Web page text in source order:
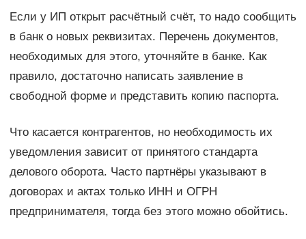
Если у ИП открыт расчётный счёт, то надо сообщить
в банк о новых реквизитах. Перечень документов,
необходимых для этого, уточняйте в банке. Как
правило, достаточно написать заявление в
свободной форме и представить копию паспорта.
Что касается контрагентов, но необходимость их
уведомления зависит от принятого стандарта
делового оборота. Часто партнёры указывают в
договорах и актах только ИНН и ОГРН
предпринимателя, тогда без этого можно обойтись.